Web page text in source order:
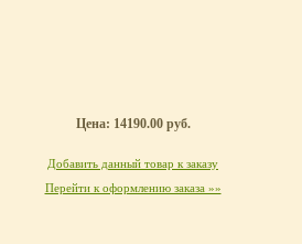
Цена: 14190.00 руб.
Добавить данный товар к заказу
Перейти к оформлению заказа »»